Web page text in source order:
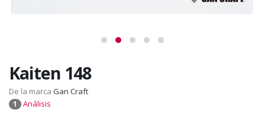
Kaiten 148
De la marca Gan Craft
1 Análisis